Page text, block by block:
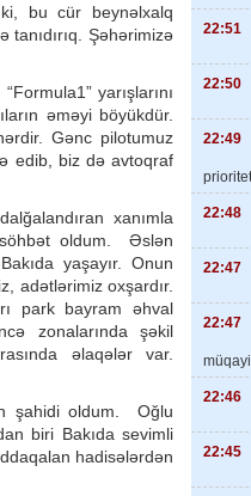
bu cür beynəlxalq
Şəhərimizə
yarışlarını
əməyi böyükdür.
Gənc pilotumuz
edib, biz də avtoqraf
xanımla
oldum. Əslən
yaşayır. Onun
adətlərimiz oxşardır.
park bayram əhval
zonalarında şəkil
əlaqələr var.
şahidi oldum. Oğlu
biri Bakıda sevimli
hadisələrdən
22:51
22:50
22:49
22:48
22:47
22:47
22:46
22:45